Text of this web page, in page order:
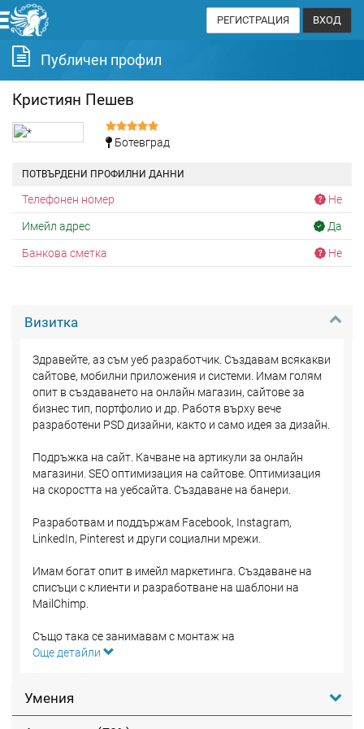
РЕГИСТРАЦИЯ ВХОД
Публичен профил
Кристиян Пешев
Ботевград
ПОТВЪРДЕНИ ПРОФИЛНИ ДАННИ
Телефонен номер Не
Имейл адрес Да
Банкова сметка Не
Визитка
Здравейте, аз съм уеб разработчик. Създавам всякакви
сайтове, мобилни приложения и системи. Имам голям
опит в създаването на онлайн магазин, сайтове за
бизнес тип, портфолио и др. Работя върху вече
разработени PSD дизайни, както и само идея за дизайн.
Подръжка на сайт. Качване на артикули за онлайн
магазини. SEO оптимизация на сайтове. Оптимизация
на скоростта на уебсайта. Създаване на банери.
Разработвам и поддържам Facebook, Instagram,
LinkedIn, Pinterest и други социални мрежи.
Имам богат опит в имейл маркетинга. Създаване на
списъци с клиенти и разработване на шаблони на
MailChimp.
Също така се занимавам с монтаж на
видеонаблюдения, смартхоум системи, сървъри,
Мога да съдействам също и в маркет ресърч
индустрията работил съм близо 10 години за водещи
Още детайли
Умения